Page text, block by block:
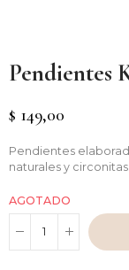
Pendientes
$ 149,00
Pendientes
naturales y circonitas.
AGOTADO